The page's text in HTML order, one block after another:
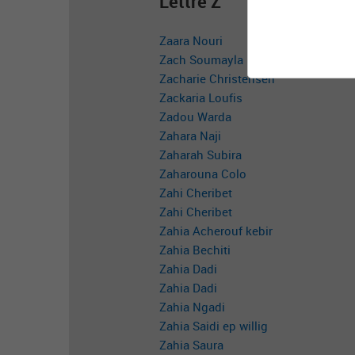
Zaara Nouri
Zach Soumayla
Zacharie Christensen
Zackaria Loufis
Zadou Warda
Zahara Naji
Zaharah Subira
Zaharouna Colo
Zahi Cheribet
Zahi Cheribet
Zahia Acherouf kebir
Zahia Bechiti
Zahia Dadi
Zahia Dadi
Zahia Ngadi
Zahia Saidi ep willig
Zahia Saura